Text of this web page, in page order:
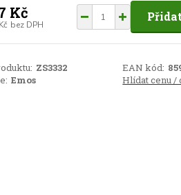
Kč
bez DPH
ZS3332 EAN kód:
Emos Hlídat cenu /